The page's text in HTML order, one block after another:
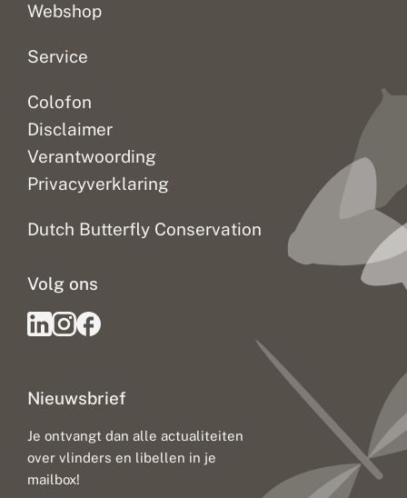
Webshop
Service
Colofon
Disclaimer
Verantwoording
Privacyverklaring
Dutch Butterfly Conservation
Nieuwsbrief
Je ontvangt dan alle actualiteiten
over vlinders en libellen in je
mailbox!
Volg ons